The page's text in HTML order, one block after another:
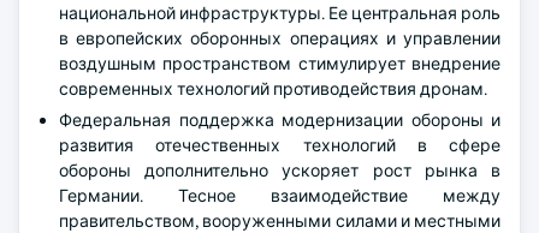
национальной инфраструктуры. Ее центральная роль
в европейских оборонных операциях и управлении
воздушным пространством стимулирует внедрение
современных технологий противодействия дронам.
Федеральная поддержка модернизации обороны и
развития отечественных технологий в сфере
обороны дополнительно ускоряет рост рынка в
Германии. Тесное взаимодействие между
правительством, вооруженными силами и местными